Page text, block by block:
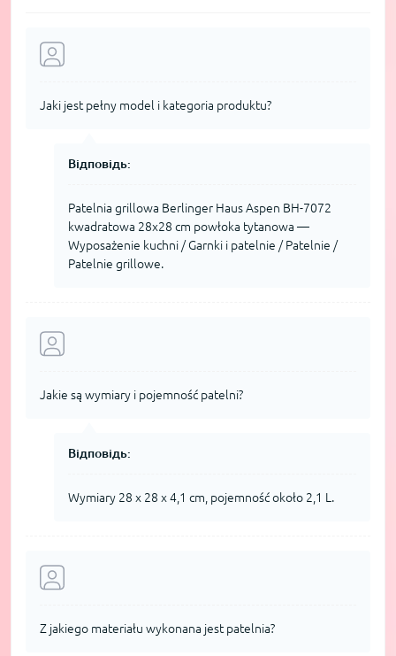
Jaki jest pełny model i kategoria produktu?
Відповідь:
Patelnia grillowa Berlinger Haus Aspen BH-7072
kwadratowa 28x28 cm powłoka tytanowa —
Wyposażenie kuchni / Garnki i patelnie / Patelnie /
Patelnie grillowe.
Jakie są wymiary i pojemność patelni?
Відповідь:
Wymiary 28 x 28 x 4,1 cm, pojemność około 2,1 L.
Z jakiego materiału wykonana jest patelnia?